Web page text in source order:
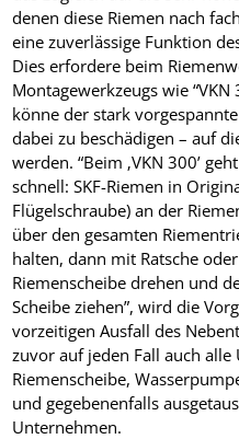
denen diese Riemen nach
eine zuverlässige Funktion
Dies erfordere beim
Montagewerkzeugs wie “VKN
könne der stark
dabei zu beschädigen – auf
werden. “Beim ‚VKN 300’
schnell: SKF-Riemen in
Flügelschraube) an der
über den gesamten
halten, dann mit Ratsche
Riemenscheibe drehen und
Scheibe ziehen”, wird die
vorzeitigen Ausfall des
zuvor auf jeden Fall auch alle
Riemenscheibe,
und gegebenenfalls
Unternehmen.